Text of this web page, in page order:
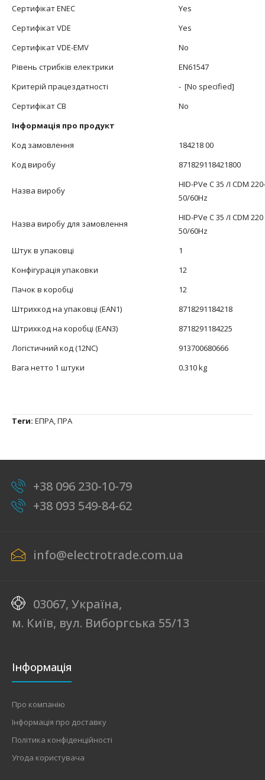
Сертифікат ENEC
Yes
Сертифікат VDE
Yes
Сертифікат VDE-EMV
No
Рівень стрибків електрики
EN61547
Критерій працездатності
- [No specified]
Сертифікат СВ
No
Інформація про продукт
Код замовлення
184218 00
Код виробу
871829118421800
Назва виробу
HID-PVe C 35 /I CDM
50/60Hz
Назва виробу для замовлення
HID-PVe C 35 /I CDM
50/60Hz
Штук в упаковці
1
Конфігурація упаковки
12
Пачок в коробці
12
Штрихкод на упаковці (EAN1)
8718291184218
Штрихкод на коробці (EAN3)
8718291184225
Логістичний код (12NC)
913700680666
Вага нетто 1 штуки
0.310 kg
Теги: ЕПРА,ПРА
+38 096 230-10-79
+38 093 549-84-62
info@electrotrade.com.ua
03067, Україна,
м. Київ, вул. Виборгська 55/13
Інформація
Про компанію
Інформація про доставку
Політика конфіденційності
Угода користувача